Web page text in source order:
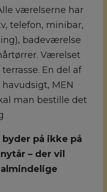
værelserne har
telefon, minibar,
badeværelse
Værelset
En del af
MEN
man bestille det
byder på ikke på
– der vil